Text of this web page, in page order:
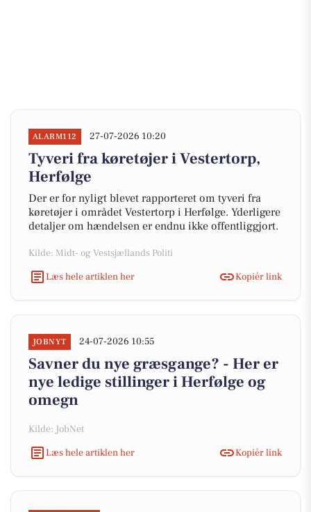
ALARM112 27-07-2026 10:20
Tyveri fra køretøjer i Vestertorp,
Herfølge
Der er for nyligt blevet rapporteret om tyveri fra
køretøjer i området Vestertorp i Herfølge. Yderligere
detaljer om hændelsen er endnu ikke offentliggjort.
Kilde: Midt- og Vestsjællands Politi
Læs hele artiklen her
Kopiér link
JOBNYT 24-07-2026 10:55
Savner du nye græsgange? - Her er
nye ledige stillinger i Herfølge og
omegn
Kilde: JobNet
Læs hele artiklen her
Kopiér link